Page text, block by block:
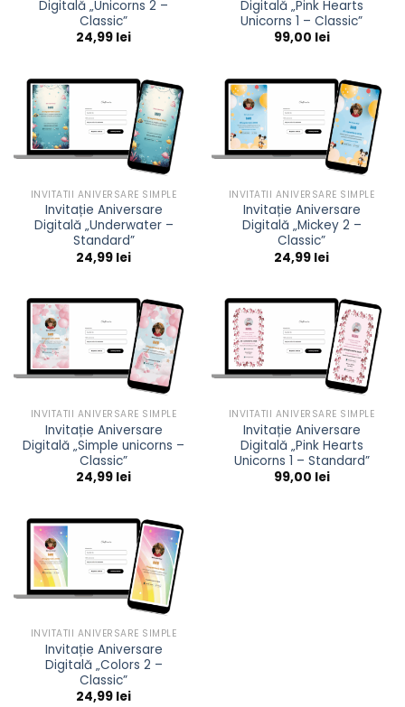
Digitală „Unicorns 2 –
Classic”
24,99 lei
Digitală „Pink Hearts
Unicorns 1 – Classic”
99,00 lei
INVITATII ANIVERSARE SIMPLE
Invitație Aniversare
Digitală „Underwater –
Standard”
24,99 lei
INVITATII ANIVERSARE SIMPLE
Invitație Aniversare
Digitală „Mickey 2 –
Classic”
24,99 lei
INVITATII ANIVERSARE SIMPLE
Invitație Aniversare
Digitală „Simple unicorns –
Classic”
24,99 lei
INVITATII ANIVERSARE SIMPLE
Invitație Aniversare
Digitală „Pink Hearts
Unicorns 1 – Standard”
99,00 lei
INVITATII ANIVERSARE SIMPLE
Invitație Aniversare
Digitală „Colors 2 –
Classic”
24,99 lei